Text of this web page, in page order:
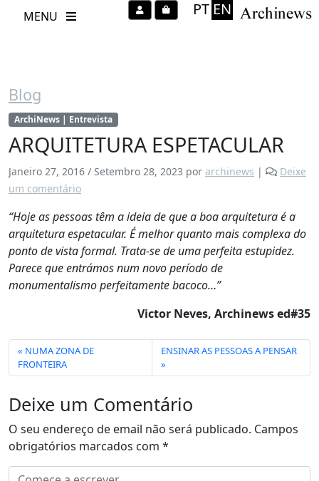
AccountCart PT EN
MENU
Blog
ArchiNews | Entrevista
ARQUITETURA ESPETACULAR
Janeiro 27, 2016 / Setembro 28, 2023 por archinews |
Deixe
um comentário
“Hoje as pessoas têm a ideia de que a boa arquitetura é a
arquitetura espetacular. É melhor quanto mais complexa do
ponto de vista formal. Trata-se de uma perfeita estupidez.
Parece que entrámos num novo período de
monumentalismo perfeitamente bacoco…”
Victor Neves, Archinews ed#35
NUMA ZONA DE
FRONTEIRA
ENSINAR AS PESSOAS A PENSAR
Deixe um Comentário
O seu endereço de email não será publicado. Campos
obrigatórios marcados com *